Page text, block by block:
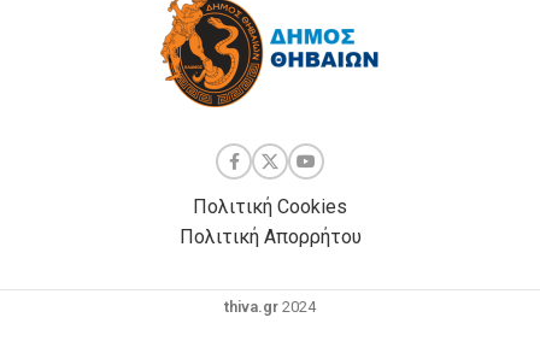
Πολιτική Cookies
Πολιτική Απορρήτου
thiva.gr 2024